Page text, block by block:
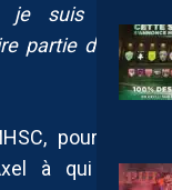
suis très
partie de ce
pour les
à qui l’on